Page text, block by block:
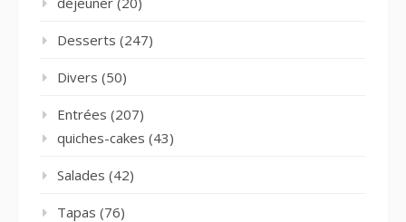
Desserts (247)
Divers (50)
Entrées (207)
quiches-cakes (43)
Salades (42)
Tapas (76)